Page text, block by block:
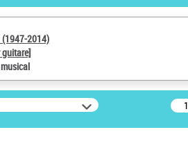
(1947-2014)